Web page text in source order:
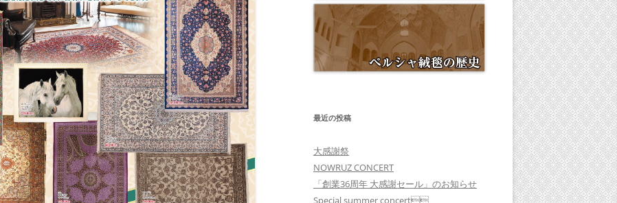
最近の投稿
大感謝祭
NOWRUZ CONCERT
「創業36周年 大感謝セール」のお知らせ
Special summer concert